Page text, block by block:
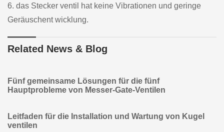
6. das Stecker ventil hat keine Vibrationen und geringe
Geräuschent wicklung.
Related News & Blog
Fünf gemeinsame Lösungen für die fünf
Hauptprobleme von Messer-Gate-Ventilen
Leitfaden für die Installation und Wartung von Kugel
ventilen